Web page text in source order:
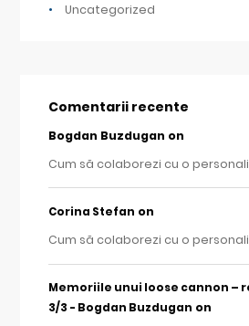
Uncategorized
Comentarii recente
Bogdan Buzdugan on
Cum să colaborezi cu o
Corina Stefan on
Cum să colaborezi cu o
Memoriile unui loose cannon –
3/3 - Bogdan Buzdugan on